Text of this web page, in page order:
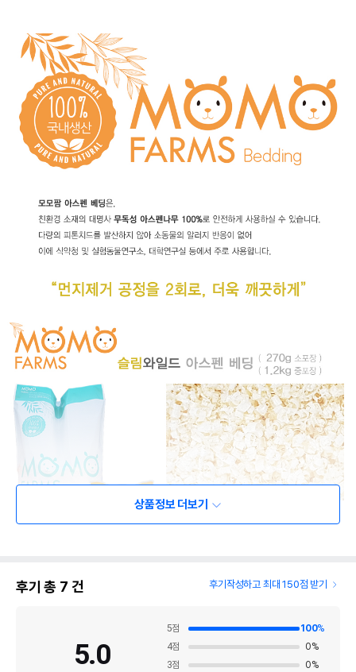
상품정보 더보기
후기 총 7 건 후기작성하고 최대 150점 받기
5.0
5점 100%
4점 0%
3점 0%